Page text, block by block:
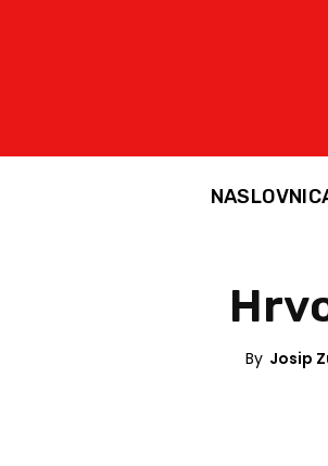
By Josip